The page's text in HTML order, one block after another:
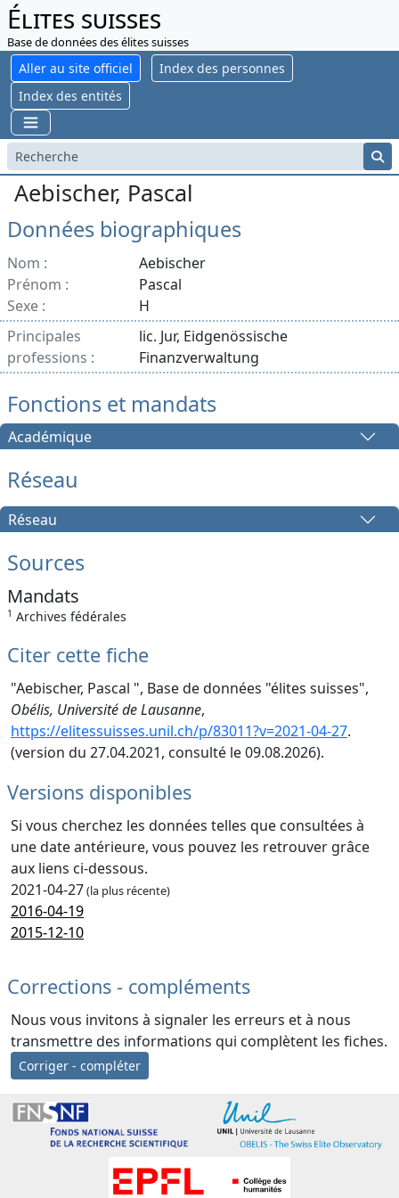
Élites suisses
Base de données des élites suisses
Aller au site officiel
Index des personnes
Index des entités
Aebischer, Pascal
Données biographiques
Nom :
Aebischer
Prénom :
Pascal
Sexe :
H
Principales
professions :
lic. Jur, Eidgenössische
Finanzverwaltung
Fonctions et mandats
Académique
Réseau
Réseau
Sources
Mandats
1 Archives fédérales
Citer cette fiche
"Aebischer, Pascal ", Base de données "élites suisses",
Obélis, Université de Lausanne,
https://elitessuisses.unil.ch/p/83011?v=2021-04-27.
(version du 27.04.2021, consulté le 09.08.2026).
Versions disponibles
Si vous cherchez les données telles que consultées à
une date antérieure, vous pouvez les retrouver grâce
aux liens ci-dessous.
2021-04-27(la plus récente)
2016-04-19
2015-12-10
Corrections - compléments
Nous vous invitons à signaler les erreurs et à nous
transmettre des informations qui complètent les fiches.
Corriger - compléter